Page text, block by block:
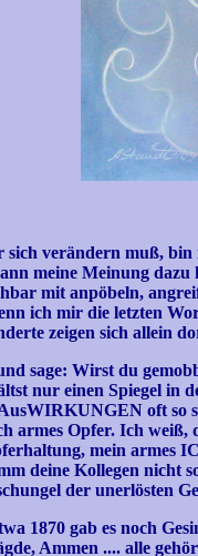
sich verändern muß,
meine Meinung dazu
mit anpöbeln,
ich mir die letzten
zeigen sich allein
sage: Wirst du
nur einen Spiegel in
oft so
armes Opfer. Ich weiß,
mein armes
deine Kollegen nicht
der unerlösten
1870 gab es noch
Ammen .... alle